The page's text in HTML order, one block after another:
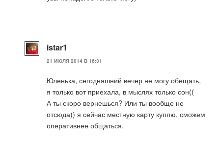
istar1
21 ИЮЛЯ 2014 В 16:31
Юленька, сегодняшний вечер не могу обещать,
я только вот приехала, в мыслях только сон((
А ты скоро вернешься? Или ты вообще не
отсюда)) я сейчас местную карту куплю, сможем
оперативнее общаться.